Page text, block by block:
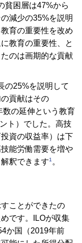
貧困層は47%から
減少の35%を説明
育の重要性を改め
教育の重要性、と
のは画期的な貢献
の25%を説明して
貢献はその
数の延伸という教育
ト）でした。高技
資の収益率）は下
能労働需要を増や
釈できます1 。
ことができたの
です。
ILOが収集
か国（2019年前